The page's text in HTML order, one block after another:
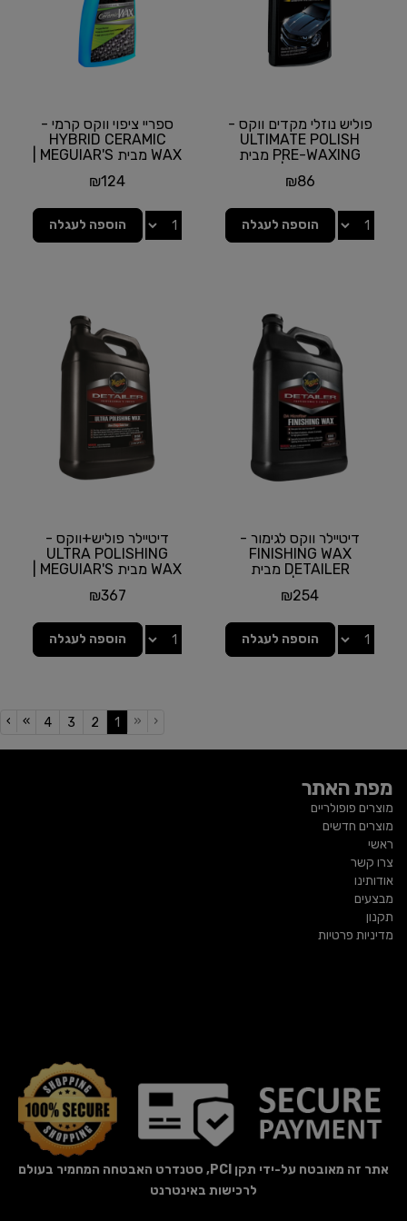
פוליש נוזלי מקדים ווקס -
ULTIMATE POLISH
PRE-WAXING מבית
473...
₪86
הוספה לעגלה
ספריי ציפוי ווקס קרמי -
HYBRID CERAMIC
₪124
הוספה לעגלה
דיטיילר ווקס לגימור -
FINISHING WAX
DETAILER מבית
₪254
הוספה לעגלה
דיטיילר פוליש+ווקס -
ULTRA POLISHING
₪367
הוספה לעגלה
‹
«
1
(current)
2
3
4
»
›
מפת האתר
מוצרים פופולריים
מוצרים חדשים
ראשי
צרו קשר
אודותינו
מבצעים
תקנון
מדיניות פרטיות
אתר זה מאובטח על-ידי תקן PCI, סטנדרט האבטחה המחמיר בעולם
לרכישות באינטרנט